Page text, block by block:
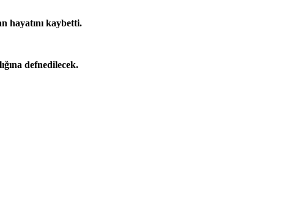
hayatını kaybetti.
defnedilecek.